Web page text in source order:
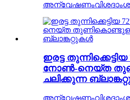
അന്വേഷണം
ഇരട്ട തുന്നിക്കെട്ടിയ
നോൺ-നെയ്ത
ചലിക്കുന്ന
അന്വേഷണം